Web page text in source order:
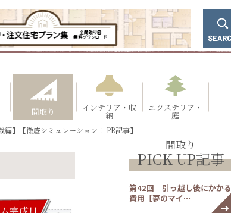
間取り インテリア・収
納
エクステリア・
庭
】【徹底シミュレーション！ PR記事】
間取り
PICK UP記事
第42回 引っ越し後にかかる
費用【夢のマイ…